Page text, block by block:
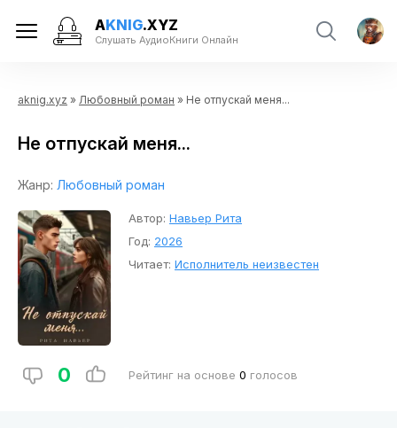
AKNIG.XYZ
Слушать АудиоКниги Онлайн
aknig.xyz » Любовный роман » Не отпускай меня...
Не отпускай меня...
Жанр: Любовный роман
Автор: Навьер Рита
Год: 2026
Читает: Исполнитель неизвестен
0 Рейтинг на основе 0 голосов